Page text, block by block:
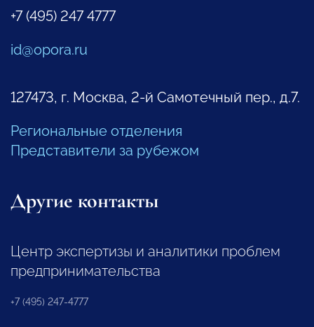
+7 (495) 247 4777
id@opora.ru
127473, г. Москва, 2-й Самотечный пер., д.7.
Региональные отделения
Представители за рубежом
Другие контакты
Центр экспертизы и аналитики проблем
предпринимательства
+7 (495) 247-4777